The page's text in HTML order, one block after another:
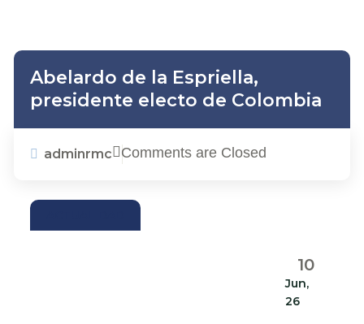
Abelardo de la Espriella,
presidente electo de Colombia
adminrmc Comments are Closed
10
Jun,
26